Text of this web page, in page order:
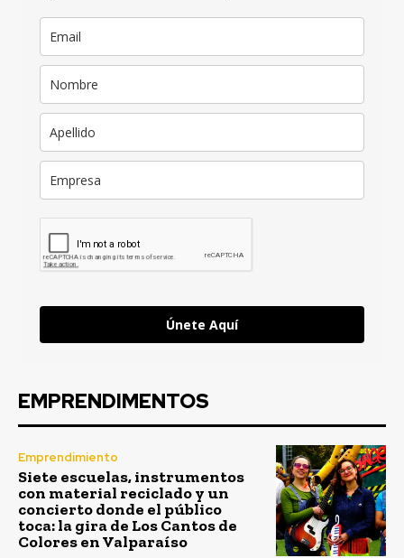
Únete Aquí
EMPRENDIMENTOS
Emprendimiento
Siete escuelas, instrumentos
con material reciclado y un
concierto donde el público
toca: la gira de Los Cantos de
Colores en Valparaíso